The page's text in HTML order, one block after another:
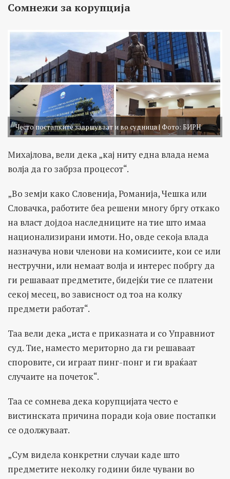
Сомнежи за корупција
Често постапките завршуваат и во судница | Фото: БИРН
Михајлова, вели дека „кај ниту една влада нема
волја да го забрза процесот“.
„Во земји како Словенија, Романија, Чешка или
Словачка, работите беа решени многу бргу откако
на власт дојдоа наследниците на тие што имаа
национализирани имоти. Но, овде секоја влада
назначува нови членови на комисиите, кои се или
нестручни, или немаат волја и интерес побргу да
ги решаваат предметите, бидејќи тие се платени
секој месец, во зависност од тоа на колку
предмети работат“.
Таа вели дека „иста е приказната и со Управниот
суд. Тие, наместо мериторно да ги решаваат
споровите, си играат пинг-понг и ги враќаат
случаите на почеток“.
Таа се сомнева дека корупцијата често е
вистинската причина поради која овие постапки
се одолжуваат.
„Сум видела конкретни случаи каде што
предметите неколку години биле чувани во